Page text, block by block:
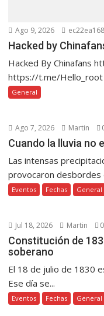
Ago 9, 2026
Hacked by
Hacked By Chinafans
https://t.me/Hello_root
General
Ago 7, 2026 Martin
Cuando la lluvia no
Las intensas
provocaron desbordes
Eventos Fechas General
Jul 18, 2026 Martin 0
Constitución de
soberano
El 18 de julio de 1830
Ese día se...
Eventos Fechas General